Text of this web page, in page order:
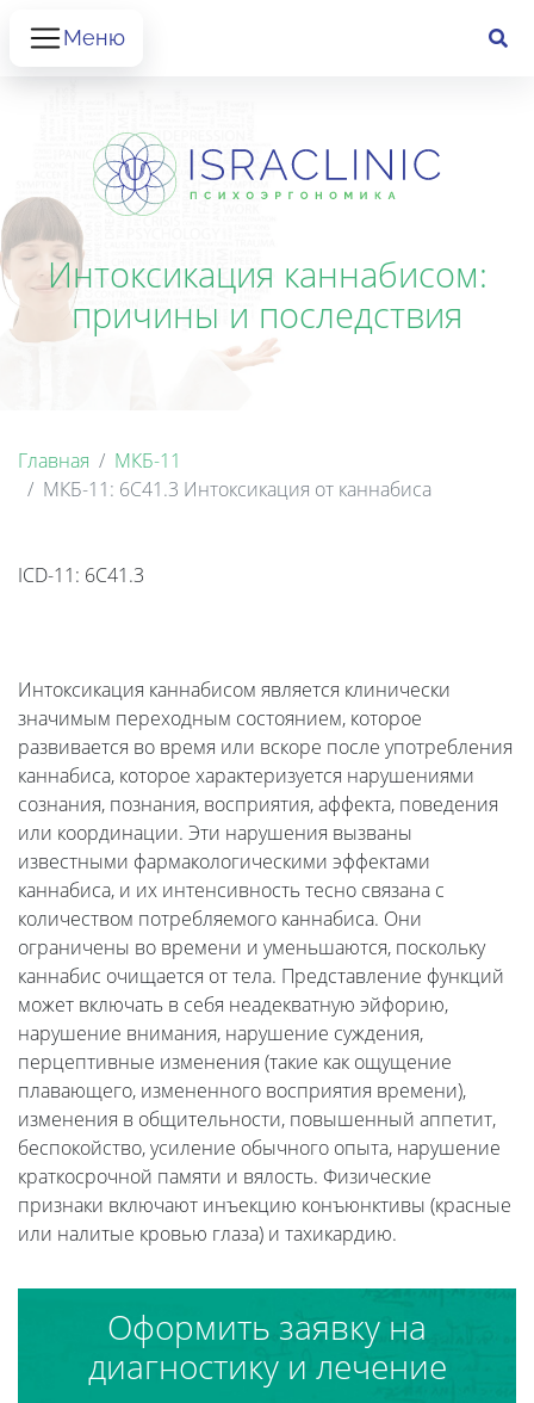
Меню
Интоксикация каннабисом:
причины и последствия
Главная
МКБ-11
МКБ-11: 6C41.3 Интоксикация от каннабиса
ICD-11: 6C41.3
Интоксикация каннабисом является клинически
значимым переходным состоянием, которое
развивается во время или вскоре после употребления
каннабиса, которое характеризуется нарушениями
сознания, познания, восприятия, аффекта, поведения
или координации. Эти нарушения вызваны
известными фармакологическими эффектами
каннабиса, и их интенсивность тесно связана с
количеством потребляемого каннабиса. Они
ограничены во времени и уменьшаются, поскольку
каннабис очищается от тела. Представление функций
может включать в себя неадекватную эйфорию,
нарушение внимания, нарушение суждения,
перцептивные изменения (такие как ощущение
плавающего, измененного восприятия времени),
изменения в общительности, повышенный аппетит,
беспокойство, усиление обычного опыта, нарушение
краткосрочной памяти и вялость. Физические
признаки включают инъекцию конъюнктивы (красные
или налитые кровью глаза) и тахикардию.
Оформить заявку на
диагностику и лечение